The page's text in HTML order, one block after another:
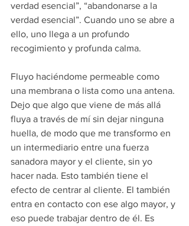
verdad esencial”, “abandonarse a la
verdad esencial”. Cuando uno se abre a
ello, uno llega a un profundo
recogimiento y profunda calma.
Fluyo haciéndome permeable como
una membrana o lista como una antena.
Dejo que algo que viene de más allá
fluya a través de mí sin dejar ninguna
huella, de modo que me transformo en
un intermediario entre una fuerza
sanadora mayor y el cliente, sin yo
hacer nada. Esto también tiene el
efecto de centrar al cliente. El también
entra en contacto con ese algo mayor, y
eso puede trabajar dentro de él. Es